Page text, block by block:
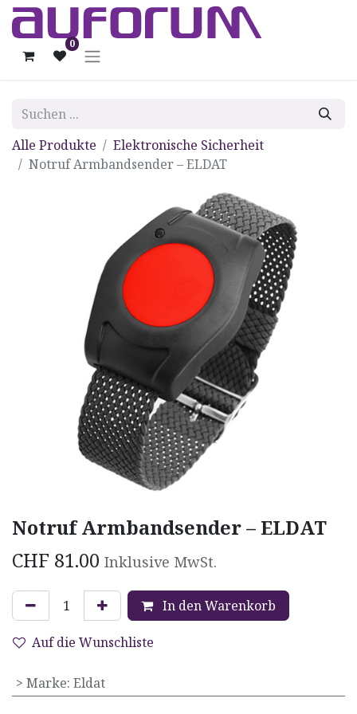
0
Alle Produkte
Elektronische Sicherheit
Notruf Armbandsender – ELDAT
Notruf Armbandsender – ELDAT
CHF 81.00 Inklusive MwSt.
In den Warenkorb
Auf die Wunschliste
> Marke: Eldat